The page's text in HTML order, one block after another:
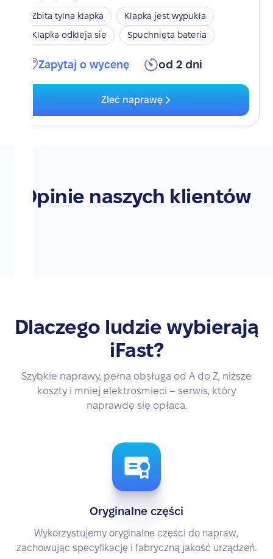
Zbita tylna klapka
Klapka jest wypukła
Klapka odkleja się
Spuchnięta bateria
Zapytaj o wycenę od 2 dni
Zleć naprawę
Opinie naszych klientów
Dlaczego ludzie wybierają
iFast?
Szybkie naprawy, pełna obsługa od A do Z, niższe
koszty i mniej elektrośmieci – serwis, który
naprawdę się opłaca.
Oryginalne części
Wykorzystujemy oryginalne części do napraw,
zachowując specyfikację i fabryczną jakość urządzeń.